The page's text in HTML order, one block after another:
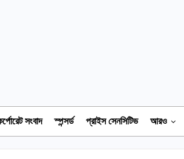
সংবাদ স্পন্সর্ড প্রাইস সেনসিটিভ আরও